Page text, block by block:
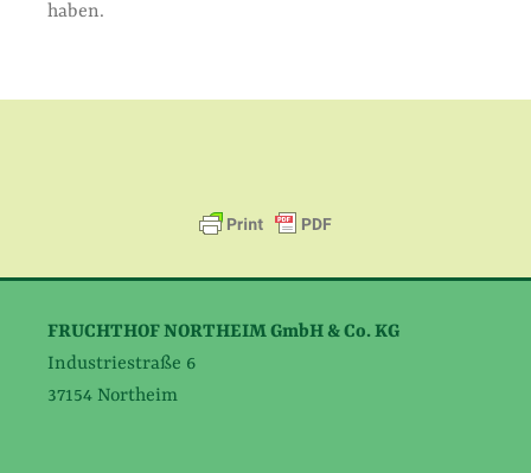
haben.
FRUCHTHOF NORTHEIM GmbH & Co. KG
Industriestraße 6
37154 Northeim